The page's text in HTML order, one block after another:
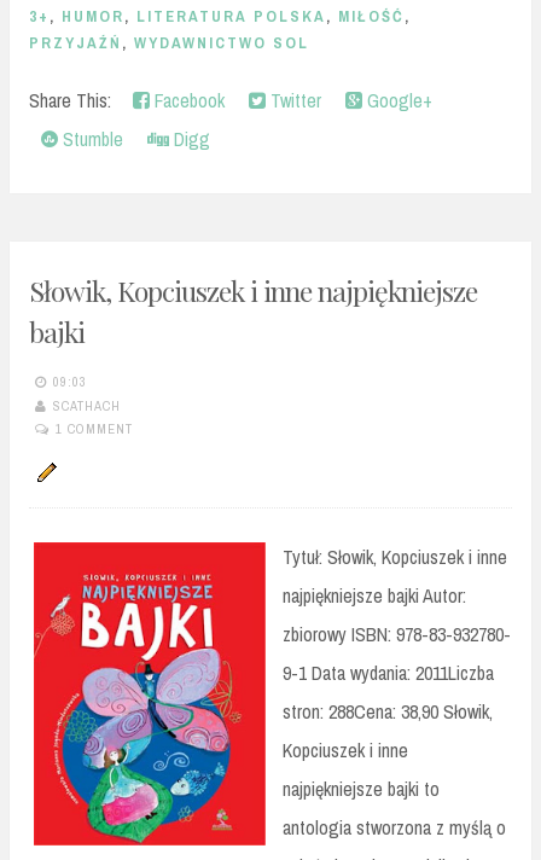
3+ , HUMOR, LITERATURA POLSKA, MIŁOŚĆ ,
PRZYJAŹŃ , WYDAWNICTWO SOL
Share This: Facebook Twitter
Google+
Stumble
Digg
Słowik, Kopciuszek i inne najpiękniejsze
bajki
09:03
SCATHACH
1 COMMENT
Tytuł: Słowik, Kopciuszek i inne
najpiękniejsze bajki Autor:
zbiorowy ISBN: 978-83-932780-
9-1 Data wydania: 2011Liczba
stron: 288Cena: 38,90 Słowik,
Kopciuszek i inne
najpiękniejsze bajki to
antologia stworzona z myślą o